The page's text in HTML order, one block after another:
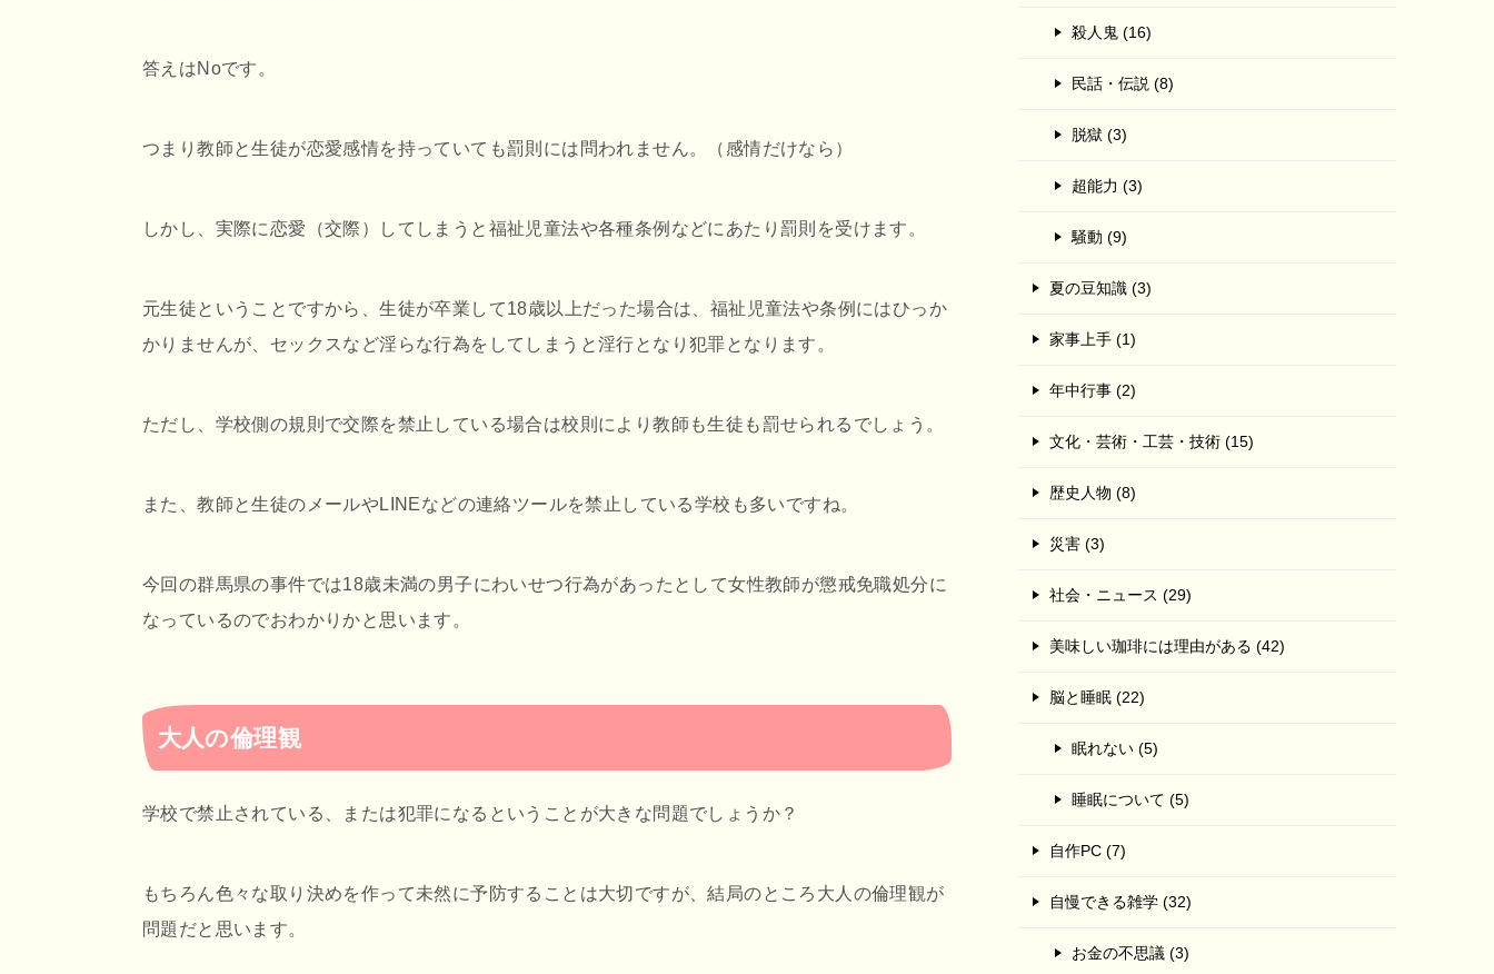
答えはNoです。
つまり教師と生徒が恋愛感情を持っていても罰則には問われません。（感情だけなら）
しかし、実際に恋愛（交際）してしまうと福祉児童法や各種条例などにあたり罰則を受けます。
元生徒ということですから、生徒が卒業して18歳以上だった場合は、福祉児童法や条例にはひっか
かりませんが、セックスなど淫らな行為をしてしまうと淫行となり犯罪となります。
ただし、学校側の規則で交際を禁止している場合は校則により教師も生徒も罰せられるでしょう。
また、教師と生徒のメールやLINEなどの連絡ツールを禁止している学校も多いですね。
今回の群馬県の事件では18歳未満の男子にわいせつ行為があったとして女性教師が懲戒免職処分に
なっているのでおわかりかと思います。
大人の倫理観
学校で禁止されている、または犯罪になるということが大きな問題でしょうか？
もちろん色々な取り決めを作って未然に予防することは大切ですが、結局のところ大人の倫理観が
問題だと思います。
殺人鬼 (16)
民話・伝説 (8)
脱獄 (3)
超能力 (3)
騒動 (9)
夏の豆知識 (3)
家事上手 (1)
年中行事 (2)
文化・芸術・工芸・技術 (15)
歴史人物 (8)
災害 (3)
社会・ニュース (29)
美味しい珈琲には理由がある (42)
脳と睡眠 (22)
眠れない (5)
睡眠について (5)
自作PC (7)
自慢できる雑学 (32)
お金の不思議 (3)